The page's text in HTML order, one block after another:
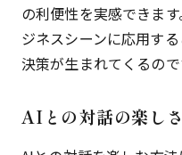
の利便性を実感できま
ジネスシーンに応用す
決策が生まれてくるので
AIとの対話の楽しさ